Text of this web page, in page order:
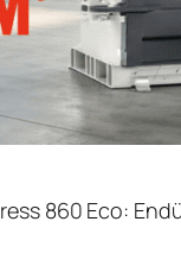
860 Eco: